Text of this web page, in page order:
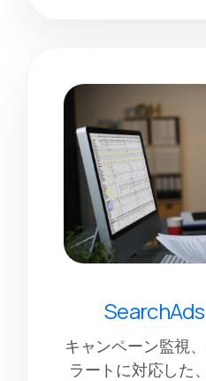
キャンペーン監視
ラートに対応した